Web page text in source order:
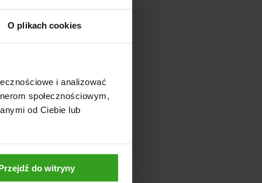
O plikach cookies
i analizować
społecznościowym,
od Ciebie lub
do witryny